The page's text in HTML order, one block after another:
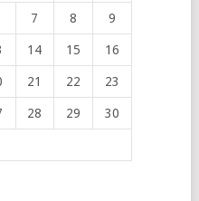
7 8 9
14 15 16
21 22 23
28 29 30